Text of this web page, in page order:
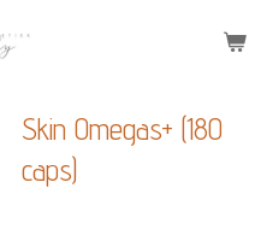
Skin Omegas+ (180
caps)